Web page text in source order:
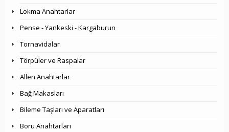
Lokma Anahtarlar
Pense - Yankeski - Kargaburun
Tornavidalar
Törpüler ve Raspalar
Allen Anahtarlar
Bağ Makasları
Bileme Taşları ve Aparatları
Boru Anahtarları